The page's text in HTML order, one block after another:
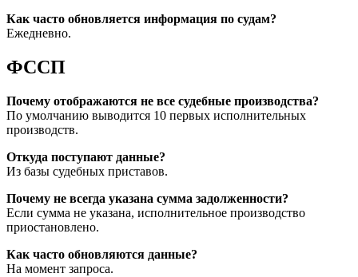
Как часто обновляется информация по судам?
Ежедневно.
ФССП
Почему отображаются не все судебные производства?
По умолчанию выводится 10 первых исполнительных
производств.
Откуда поступают данные?
Из базы судебных приставов.
Почему не всегда указана сумма задолженности?
Если сумма не указана, исполнительное производство
приостановлено.
Как часто обновляются данные?
На момент запроса.